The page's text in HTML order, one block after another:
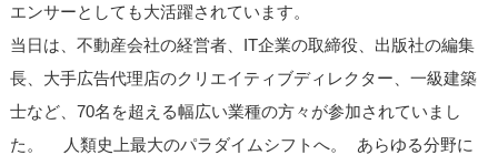
エンサーとしても大活躍されています。
当日は、不動産会社の経営者、IT企業の取締役、出版社の編集
長、大手広告代理店のクリエイティブディレクター、一級建築
士など、70名を超える幅広い業種の方々が参加されていまし
た。 人類史上最大のパラダイムシフトへ。 あらゆる分野に